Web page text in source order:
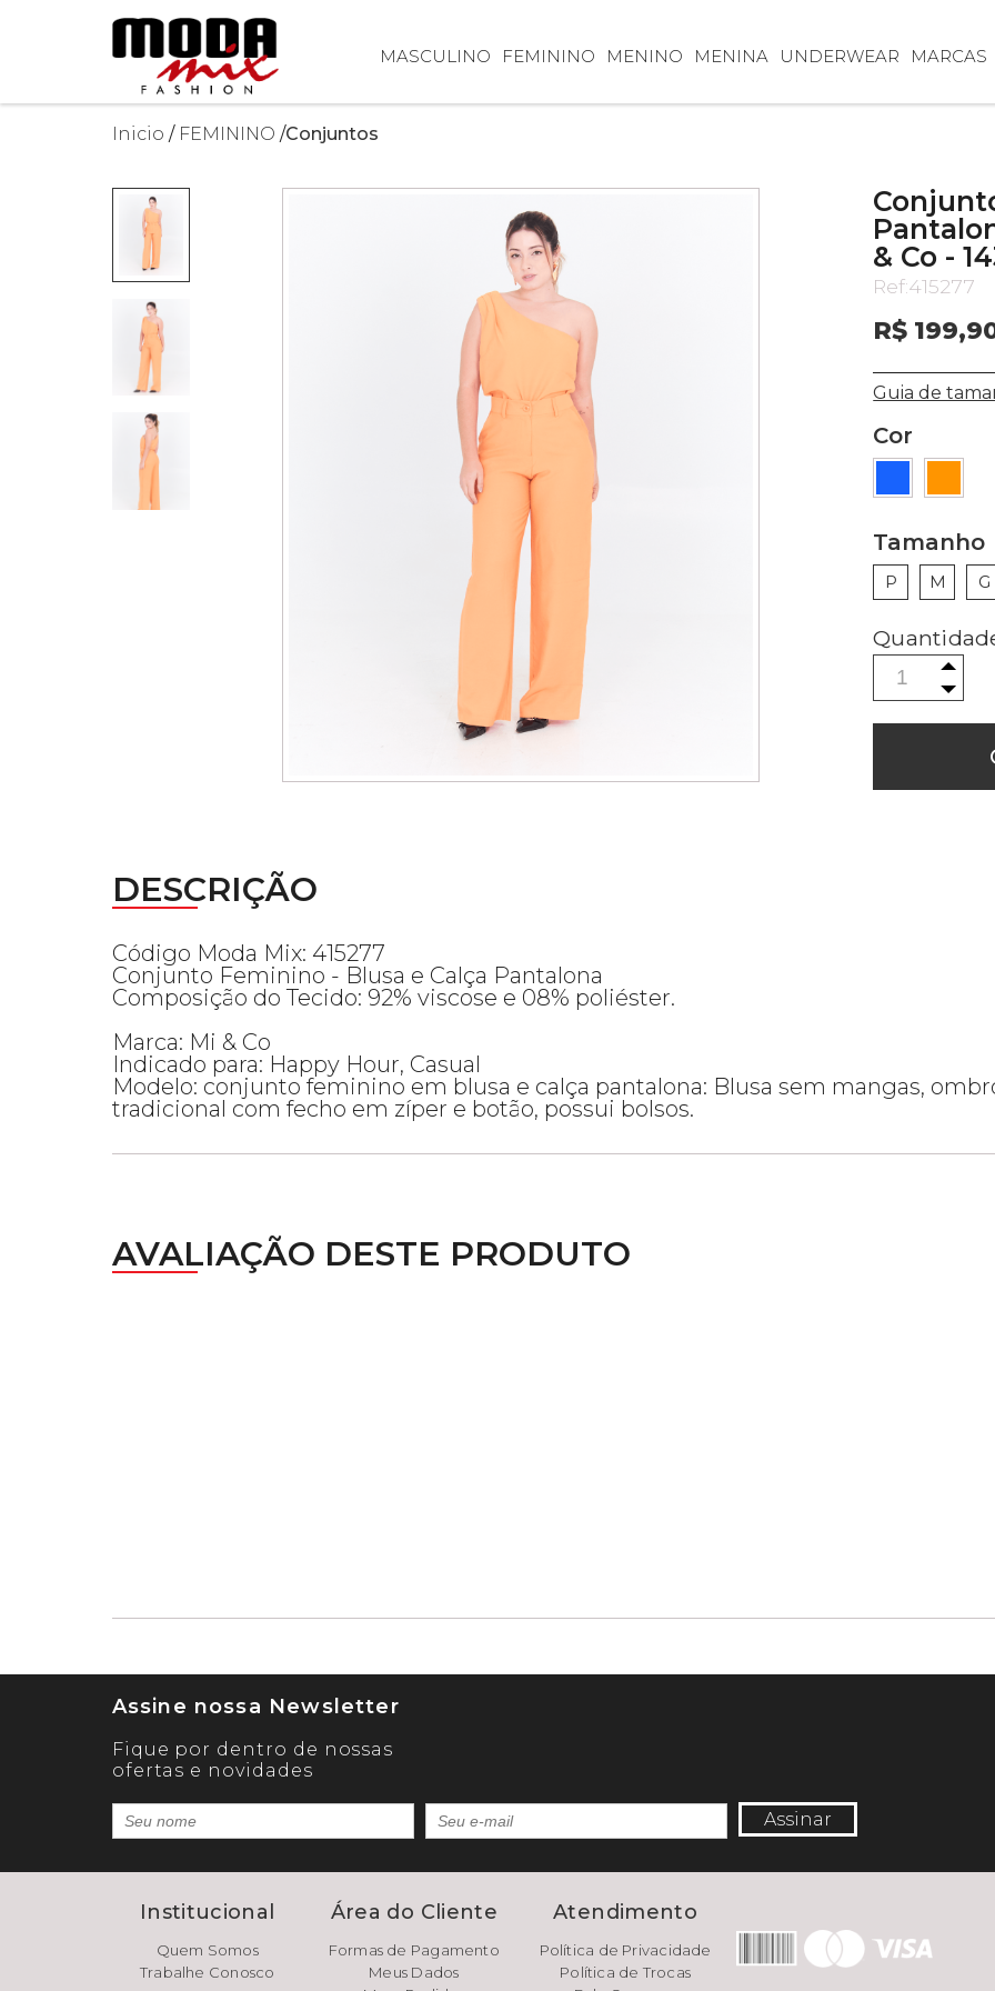
MARCAS
MASCULINO FEMININO MENINO MENINA UNDERWEAR
Inicio FEMININO Conjuntos
& Co -
Ref:415277
R$
Guia de
Cor
Tamanho
P M G
DESCRIÇÃO
Código Moda Mix: 415277
Conjunto Feminino - Blusa e Calça Pantalona
Composição do Tecido: 92% viscose e 08% poliéster.
Marca: Mi & Co
Indicado para: Happy Hour, Casual
Modelo: conjunto feminino em blusa e calça pantalona: Blusa sem mangas,
tradicional com fecho em zíper e botão, possui bolsos.
AVALIAÇÃO DESTE PRODUTO
Assine nossa Newsletter
Fique por dentro de nossas
ofertas e novidades
Assinar
Institucional
Quem Somos
Trabalhe Conosco
Área do Cliente
Formas de Pagamento
Meus Dados
Atendimento
Política de Privacidade
Política de Trocas